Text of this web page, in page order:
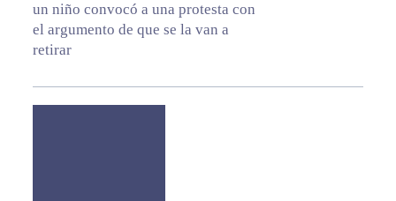
un niño convocó a una protesta con
el argumento de que se la van a
retirar